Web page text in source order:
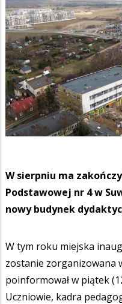
W sierpniu ma
Podstawowej nr 4 w
nowy budynek
W tym roku miejska
zostanie zorganizowana
poinformował w piątek
Uczniowie, kadra